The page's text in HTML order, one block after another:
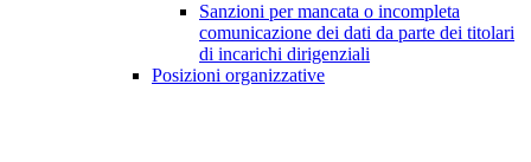
Sanzioni per mancata o incompleta
comunicazione dei dati da parte dei titolari
di incarichi dirigenziali
Posizioni organizzative